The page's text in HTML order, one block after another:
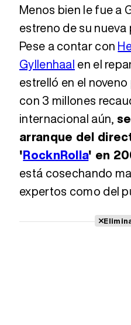
Menos bien le fue a
estreno de su nueva
Pese a contar con
Gyllenhaal en el
estrelló en el
con 3 millones
internacional aún,
arranque del
'RocknRolla' en
está cosechando
expertos como del